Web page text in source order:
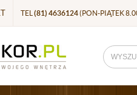
TEL (81) 4636124(PON-PIĄTEK